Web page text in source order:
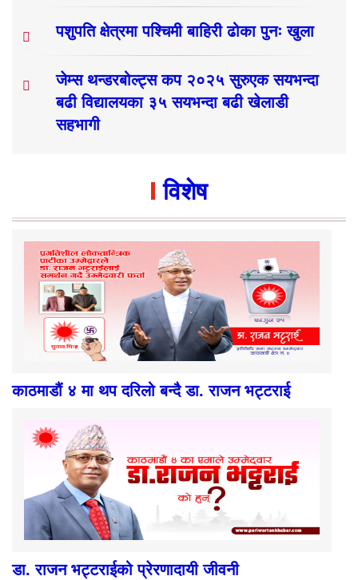
पशुपति क्षेत्रमा पश्चिमी बाहिरी ढोका पुनः खुला
जेम्स थन्डरबोल्ट्स कप २०२५ सुरुएक सयभन्दा
बढी विद्यालयका ३५ सयभन्दा बढी खेलाडी
सहभागी
विशेष
काठमाडौं ४ मा थप दरिलो बन्दै डा. राजन भट्टराई
डा. राजन भट्टराईको प्रेरणादायी जीवनी